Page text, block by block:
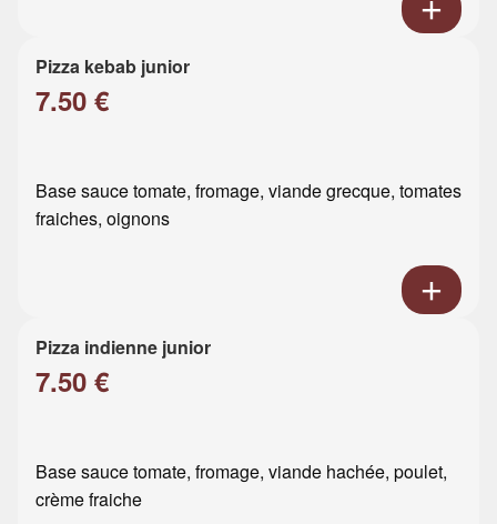
Pizza kebab junior
7.50 €
Base sauce tomate, fromage, viande grecque, tomates
fraiches, oignons
Pizza indienne junior
7.50 €
Base sauce tomate, fromage, viande hachée, poulet,
crème fraiche